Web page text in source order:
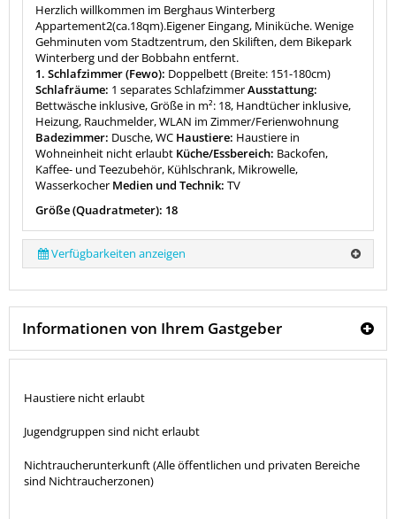
Herzlich willkommen im Berghaus Winterberg
Appartement2(ca.18qm).Eigener Eingang, Miniküche. Wenige
Gehminuten vom Stadtzentrum, den Skiliften, dem Bikepark
Winterberg und der Bobbahn entfernt.
1. Schlafzimmer (Fewo): Doppelbett (Breite: 151-180cm)
Schlafräume: 1 separates SchlafzimmerAusstattung:
Bettwäsche inklusive, Größe in m²: 18, Handtücher inklusive,
Heizung, Rauchmelder, WLAN im Zimmer/Ferienwohnung
Badezimmer: Dusche, WC Haustiere: Haustiere in
Wohneinheit nicht erlaubt Küche/Essbereich: Backofen,
Kaffee- und Teezubehör, Kühlschrank, Mikrowelle,
Wasserkocher Medien und Technik: TV
Größe (Quadratmeter): 18
Verfügbarkeiten anzeigen
Informationen von Ihrem Gastgeber
Haustiere nicht erlaubt
Jugendgruppen sind nicht erlaubt
Nichtraucherunterkunft (Alle öffentlichen und privaten Bereiche
sind Nichtraucherzonen)